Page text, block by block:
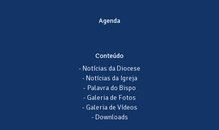
Agenda
Conteúdo
- Notícias da Diocese
- Notícias da Igreja
- Palavra do Bispo
- Galeria de Fotos
- Galeria de Vídeos
- Downloads